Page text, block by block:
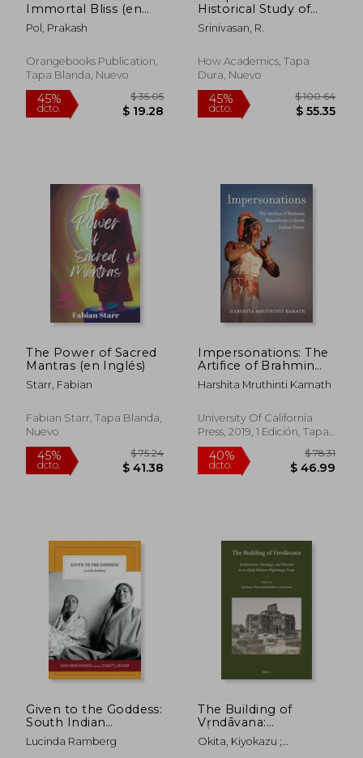
40%
dcto.
$ 36.66
$ 22.00
45%
dcto.
Immortal Bliss (en
Inglés)
Pol, Prakash
Orangebooks Publication,
Tapa Blanda, Nuevo
Historical Study of
Temples and
Invasions in South
Study of Temples and
Invasions in South
Srinivasan, R.
How Academics, Tapa
Dura, Nuevo
The Power of Sacred
Mantras (en Inglés)
Starr, Fabian
Fabian Starr, Tapa Blanda,
Nuevo
Impersonations: The
Artifice of Brahmin
Masculinity in South
Indian Dance (en
Harshita Mruthinti Kamath
University Of California
Press, 2019, 1 Edición, Tapa
Blanda, Nuevo
Given to the Goddess:
South Indian
Devadasis and the
Sexuality of Religion
Lucinda Ramberg
The Building of
Vṛndāvana:
Architecture,
Theology, and
Okita, Kiyokazu ;